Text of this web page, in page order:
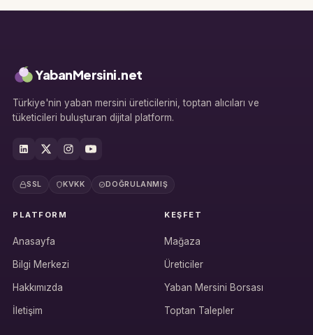
YabanMersini.net
Türkiye'nin yaban mersini üreticilerini, toptan alıcıları ve
tüketicileri buluşturan dijital platform.
SSL KVKK DOĞRULANMIŞ
PLATFORM
Anasayfa
Bilgi Merkezi
Hakkımızda
İletişim
KEŞFET
Mağaza
Üreticiler
Yaban Mersini Borsası
Toptan Talepler